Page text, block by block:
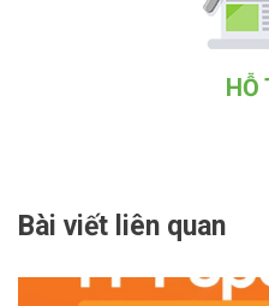
HỖ
Bài viết liên quan